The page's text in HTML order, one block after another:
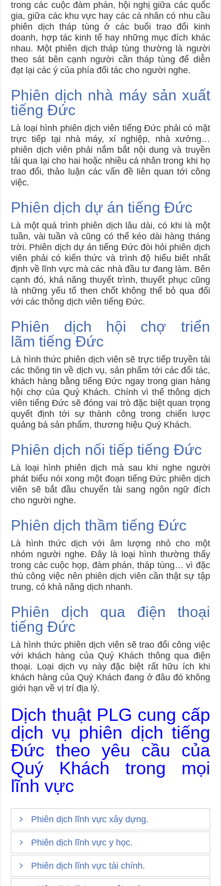
trong các cuộc đàm phán, hội nghị giữa các quốc
gia, giữa các khu vực hay các cá nhân có nhu cầu
phiên dịch tháp tùng ở các buổi trao đổi kinh
doanh, hợp tác kinh tế hay những mục đích khác
nhau. Một phiên dịch tháp tùng thường là người
theo sát bên cạnh người cần tháp tùng để diễn
đạt lại các ý của phía đối tác cho người nghe.
Phiên dịch nhà máy sản xuất
tiếng Đức
Là loại hình phiên dịch viên tiếng Đức phải có mặt
trực tiếp tại nhà máy, xí nghiệp, nhà xưởng…
phiên dịch viên phải nắm bắt nội dung và truyền
tải qua lại cho hai hoặc nhiều cá nhân trong khi họ
trao đổi, thảo luận các vấn đề liên quan tới công
việc.
Phiên dịch dự án tiếng Đức
Là một quá trình phiên dịch lâu dài, có khi là một
tuần, vài tuần và cũng có thể kéo dài hàng tháng
trời. Phiên dịch dự án tiếng Đức đòi hỏi phiên dịch
viên phải có kiến thức và trình độ hiểu biết nhất
định về lĩnh vực mà các nhà đầu tư đang làm. Bên
cạnh đó, khả năng thuyết trình, thuyết phục cũng
là những yếu tố then chốt không thể bỏ qua đối
với các thông dịch viên tiếng Đức.
Phiên dịch hội chợ triển
lãm tiếng Đức
Là hình thức phiên dịch viên sẽ trực tiếp truyền tải
các thông tin về dịch vụ, sản phẩm tới các đối tác,
khách hàng bằng tiếng Đức ngay trong gian hàng
hội chợ của Quý Khách. Chính vì thế thông dịch
viên tiếng Đức sẽ đóng vai trò đặc biệt quan trọng
quyết định tới sự thành công trong chiến lược
quảng bá sản phẩm, thương hiệu Quý Khách.
Phiên dịch nối tiếp tiếng Đức
Là loại hình phiên dịch mà sau khi nghe người
phát biểu nói xong một đoạn tiếng Đức phiên dịch
viên sẽ bắt đầu chuyển tải sang ngôn ngữ đích
cho người nghe.
Phiên dịch thầm tiếng Đức
Là hình thức dịch với âm lượng nhỏ cho một
nhóm người nghe. Đây là loại hình thường thấy
trong các cuộc họp, đàm phán, tháp tùng… vì đặc
thù công việc nên phiên dịch viên cần thật sự tập
trung, có khả năng dịch nhanh.
Phiên dịch qua điện thoại
tiếng Đức
Là hình thức phiên dịch viên sẽ trao đổi công việc
với khách hàng của Quý Khách thông qua điện
thoại. Loại dịch vụ này đặc biệt rất hữu ích khi
khách hàng của Quý Khách đang ở đâu đó không
giới hạn về vị trí địa lý.
Dịch thuật PLG cung cấp
dịch vụ phiên dịch tiếng
Đức theo yêu cầu của
Quý Khách trong mọi
lĩnh vực
Phiên dịch lĩnh vực xây dựng.
Phiên dịch xây dựng công trình.
Phiên dịch đàm phán hợp đồng.
Phiên dịch năng lực công ty.
Phiên dịch lĩnh vực y học.
Phiên dịch chuyên ngành y học.
Phiên dịch lĩnh vực tài chính.